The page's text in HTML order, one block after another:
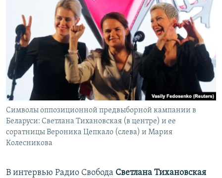
Символы оппозиционной предвыборной кампании в
Беларуси: Светлана Тихановская (в центре) и ее
соратницы Вероника Цепкало (слева) и Мария
Колесникова
В интервью Радио Свобода Светлана Тихановская